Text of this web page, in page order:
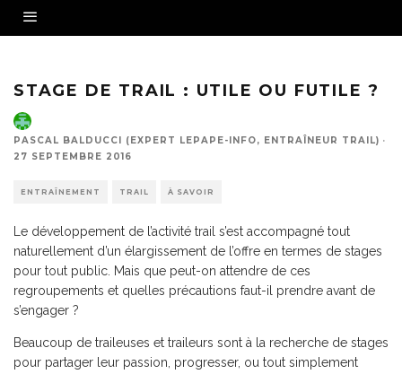
STAGE DE TRAIL : UTILE OU FUTILE ?
PASCAL BALDUCCI (EXPERT LEPAPE-INFO, ENTRAÎNEUR TRAIL) ·
27 SEPTEMBRE 2016
ENTRAÎNEMENT TRAIL À SAVOIR
Le développement de l’activité trail s’est accompagné tout
naturellement d’un élargissement de l’offre en termes de stages
pour tout public. Mais que peut-on attendre de ces
regroupements et quelles précautions faut-il prendre avant de
s’engager ?
Beaucoup de traileuses et traileurs sont à la recherche de stages
pour partager leur passion, progresser, ou tout simplement